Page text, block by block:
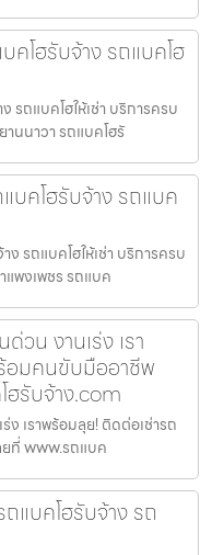
คโฮรับจ้าง รถแบคโฮ
รถแบคโฮให้เช่า บริการครบ
นนาวา รถแบคโฮรั
บคโฮรับจ้าง รถแบค
ง รถแบคโฮให้เช่า บริการครบ
แพงเพชร รถแบค
วน งานเร่ง เรา
อมคนขับมืออาชีพ
ฮรับจ้าง.com
เราพร้อมลุย! ติดต่อเช่ารถ
ที่ www.รถแบค
แบคโฮรับจ้าง รถ